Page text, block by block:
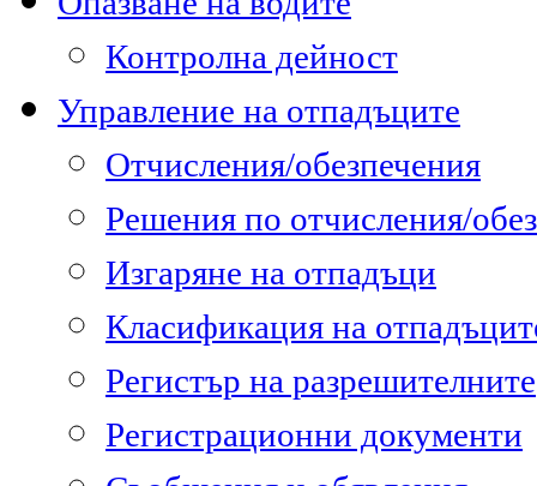
Контролна дейност
Управление на отпадъците
Отчисления/обезпечения
Решения по отчисления/
Изгаряне на отпадъци
Класификация на
Регистър на разрешителните
Регистрационни документи